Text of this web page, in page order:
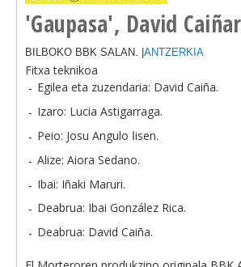
'Gaupasa', David
BILBOKO BBK SALAN. | ANTZERKIA
Fitxa teknikoa
Egilea eta zuzendaria: David Caiña.
Izaro: Lucia Astigarraga.
Peio: Josu Angulo اisen.
Alize: Aiora Sedano.
Ibai: Iñaki Maruri.
Deabrua: Ibai González Rica.
Deabrua: David Caiña.